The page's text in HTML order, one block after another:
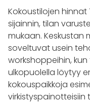
Kokoustilojen
sijainnin, tilan
mukaan. Keskustan
soveltuvat usein
workshoppeihin,
ulkopuolella löytyy
kokouspaikkoja
virkistyspainotteisiin